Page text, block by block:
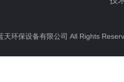
天环保设备有限公司 All Rights